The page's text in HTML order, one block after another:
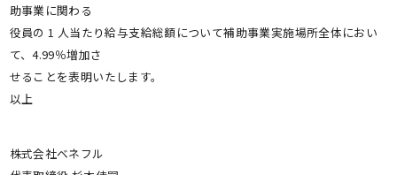
助事業に関わる
役員の 1 人当たり給与支給総額について補助事業実施場所全体におい
て、4.99％増加さ
せることを表明いたします。
以上
株式会社ベネフル